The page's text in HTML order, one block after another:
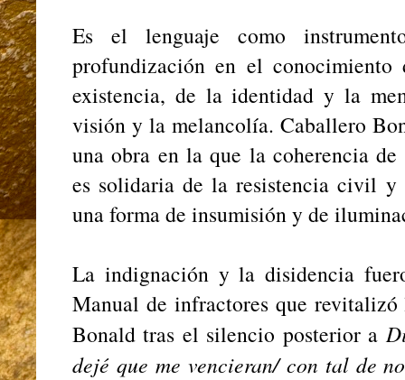
Es el lenguaje como
profundización en el conocimiento
existencia, de la identidad y la
visión y la melancolía. Caballero
una obra en la que la coherencia
es solidaria de la resistencia civil
una forma de insumisión y de
La indignación y la disidencia
Manual de infractores que
Bonald tras el silencio posterior a
dejé que me vencieran/ con tal de